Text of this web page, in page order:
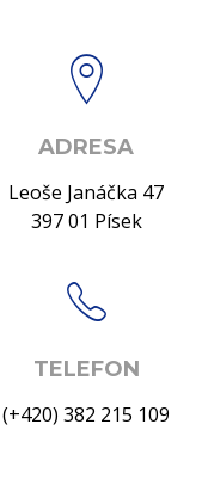
ADRESA
Leoše Janáčka 47
397 01 Písek
TELEFON
(+420) 382 215 109